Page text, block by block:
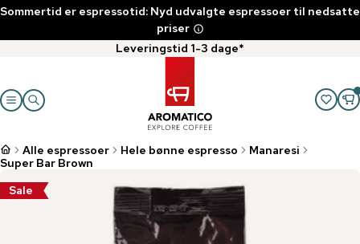
Sommertid er espressotid: Nyd udvalgte espressoer til nedsatte
priser
Leveringstid 1-3 dage*
Alle espressoer Hele bønne espresso
Manaresi
Super Bar Brown
Sale